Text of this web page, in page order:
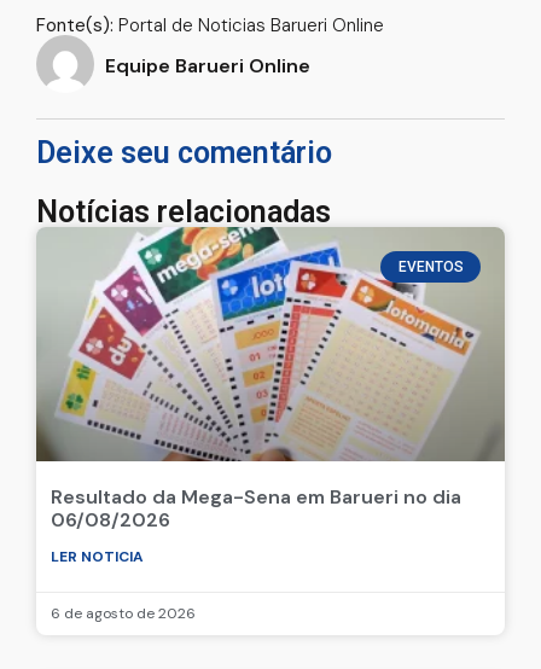
Fonte(s): Portal de Noticias Barueri Online
Equipe Barueri Online
Deixe seu comentário
Notícias relacionadas
EVENTOS
Resultado da Mega-Sena em Barueri no dia
06/08/2026
LER NOTICIA
6 de agosto de 2026